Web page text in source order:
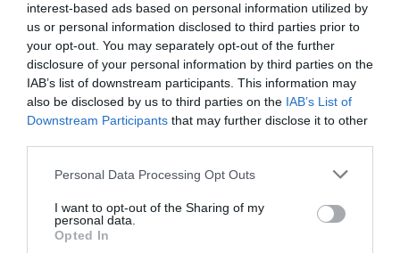
interest-based ads based on personal information utilized by
us or personal information disclosed to third parties prior to
your opt-out. You may separately opt-out of the further
disclosure of your personal information by third parties on the
IAB’s list of downstream participants. This information may
also be disclosed by us to third parties on the IAB’s List of
Downstream Participants that may further disclose it to other
Please note that this website/app uses one or more Google
not limited to your visit or usage behaviour. You may click to
grant or deny consent to Google and its third-party tags to
use your data for below specified purposes in below Google
Personal Data Processing Opt Outs
I want to opt-out of the Sharing of my
personal data.
Opted In
Emiatt nem lehet a 40 évből hiányzó időtartamot
társadalombiztosítási megállapodással megszerezni.
Biztosítási jogviszonnyal nem rendelkező személy folyamatos
járulékfizetéssel megállapodást köthet szolgálati idő és
nyugdíjalapot képező jövedelem szerzése céljából. Megállapodás
napján érvényes minimálbér összege. A járulék mértéke 22%. Ez a
megállapodás szolgálati időre és nyugdíj alapjául szolgáló
átlagkereset megszerzésére külön-külön nem köthető meg.